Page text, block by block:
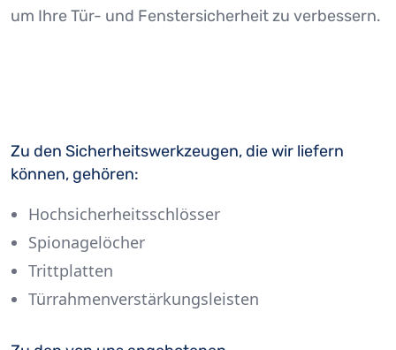
um Ihre Tür- und Fenstersicherheit zu verbessern.
Zu den Sicherheitswerkzeugen, die wir liefern
können, gehören:
Hochsicherheitsschlösser
Spionagelöcher
Trittplatten
Türrahmenverstärkungsleisten